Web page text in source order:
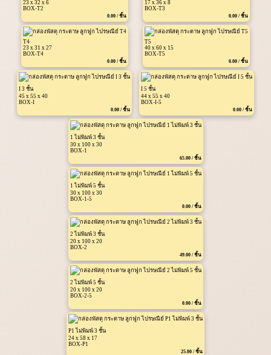
23 x 32 x 6
BOX-T2
0.00 / ชิ้น
17 x 36 x 8
BOX-T3
0.00 / ชิ้น
T4
23 x 31 x 27
BOX-T4
0.00 / ชิ้น
T5
40 x 60 x 15
BOX-T5
0.00 / ชิ้น
I 3 ชั้น
45 x 55 x 40
BOX-I
0.00 / ชิ้น
I 5 ชั้น
44 x 55 x 40
BOX-I-5
0.00 / ชิ้น
1 ไม่พิมพ์ 3 ชั้น
30 x 100 x 30
BOX-1
65.00 / ชิ้น
1 ไม่พิมพ์ 5 ชั้น
30 x 100 x 30
BOX-1-5
0.00 / ชิ้น
2 ไม่พิมพ์ 3 ชั้น
20 x 100 x 20
BOX-2
49.00 / ชิ้น
2 ไม่พิมพ์ 5 ชั้น
20 x 100 x 20
BOX-2-5
0.00 / ชิ้น
P1 ไม่พิมพ์ 3 ชั้น
24 x 58 x 17
BOX-P1
25.00 / ชิ้น